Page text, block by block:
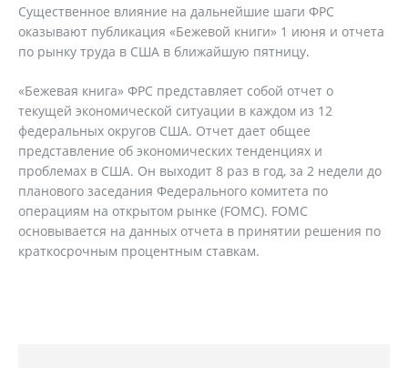
Существенное влияние на дальнейшие шаги ФРС
оказывают публикация «Бежевой книги» 1 июня и отчета
по рынку труда в США в ближайшую пятницу.
«Бежевая книга» ФРС представляет собой отчет о
текущей экономической ситуации в каждом из 12
федеральных округов США. Отчет дает общее
представление об экономических тенденциях и
проблемах в США. Он выходит 8 раз в год, за 2 недели до
планового заседания Федерального комитета по
операциям на открытом рынке (FOMC). FOMC
основывается на данных отчета в принятии решения по
краткосрочным процентным ставкам.